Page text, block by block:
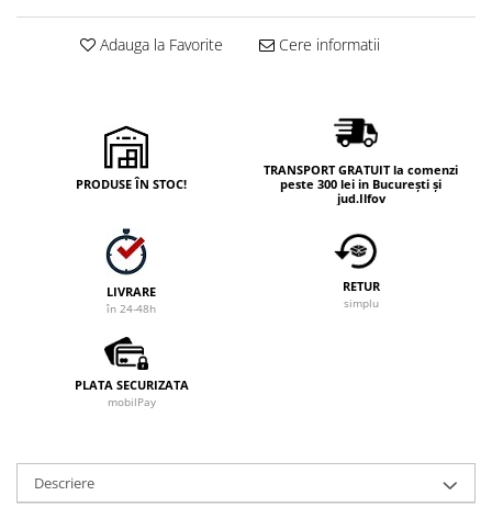
Adauga la Favorite Cere informatii
PRODUSE ÎN STOC!
TRANSPORT GRATUIT la comenzi
peste 300 lei in București și
jud.Ilfov
LIVRARE
în 24-48h
RETUR
simplu
PLATA SECURIZATA
mobilPay
Descriere